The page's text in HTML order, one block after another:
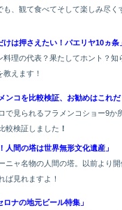
も、観て食べてそして楽しみ尽く
けは押さえたい！パエリヤ10ヵ条
料理の代表？果たしてホント？知
教えます！
ンコを比較検証、お勧めはこれだ
で見られるフラメンコショー9か
較検証しました ！
人間の塔は世界無形文化遺産」
ニャ名物の人間の塔。以前より
ば見れますよ！
ロナの地元ビール特集」